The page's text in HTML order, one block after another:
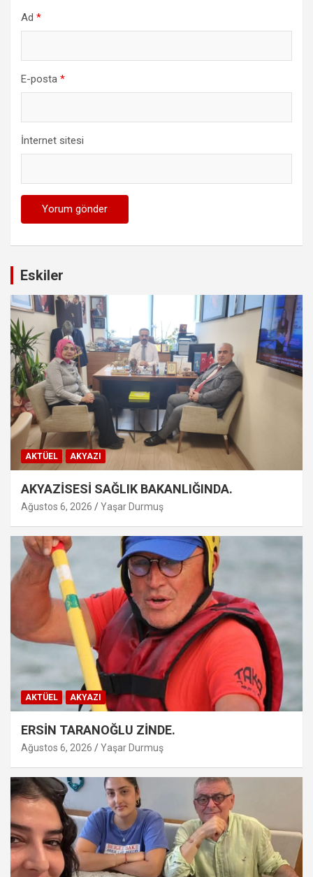
Ad *
E-posta *
İnternet sitesi
Eskiler
AKTÜEL AKYAZI
AKYAZİSESİ SAĞLIK BAKANLIĞINDA.
Ağustos 6, 2026 Yaşar Durmuş
AKTÜEL AKYAZI
ERSİN TARANOĞLU ZİNDE.
Ağustos 6, 2026 Yaşar Durmuş